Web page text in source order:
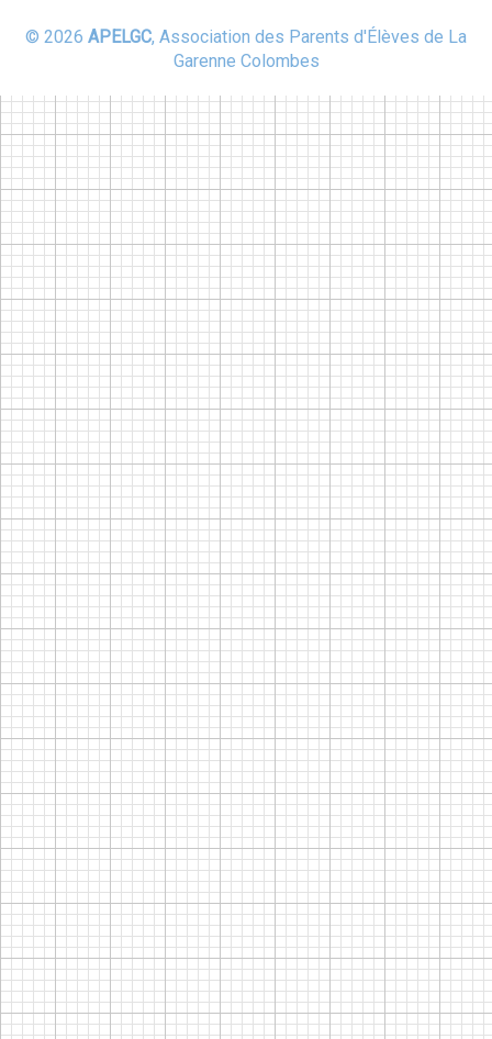
© 2026 APELGC, Association des Parents d'Élèves de La
Garenne Colombes